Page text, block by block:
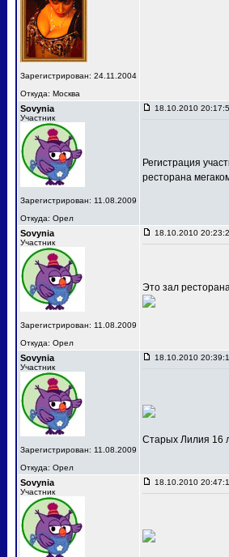
Зарегистрирован: 24.11.2004
Откуда: Москва
Sovynia
Участник
Зарегистрирован: 11.08.2009
Откуда: Орел
18.10.2010
Регистрация
ресторана
Sovynia
Участник
Зарегистрирован: 11.08.2009
Откуда: Орел
18.10.2010
Это зал
Sovynia
Участник
Зарегистрирован: 11.08.2009
Откуда: Орел
18.10.2010
Старых Лилия 16
Sovynia
Участник
18.10.2010